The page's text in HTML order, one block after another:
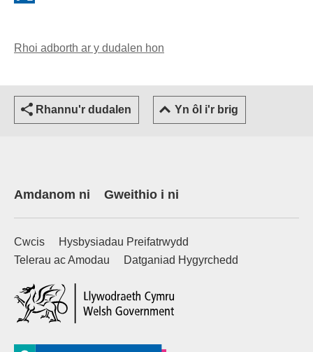
Rhoi adborth ar y dudalen hon
Rhannu'r dudalen Yn ôl i'r brig
Amdanom ni Gweithio i ni
Cwcis
Hysbysiadau Preifatrwydd
Telerau ac Amodau
Datganiad Hygyrchedd
(external websiteCY)